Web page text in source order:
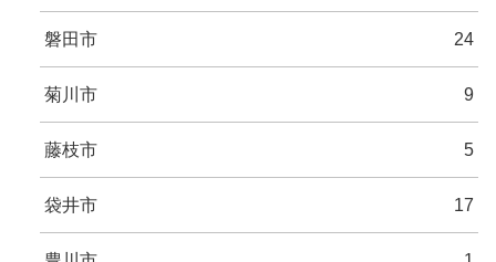
磐田市 24
菊川市 9
藤枝市 5
袋井市 17